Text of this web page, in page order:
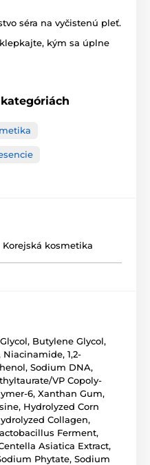
séra na vyčistenú pleť.
kým sa úplne
Korejská kosmetika
Butylene Glycol,
Niacinamide, 1,2-
Sodium DNA,
VP Copoly-
6, Xanthan Gum,
Hydrolyzed Corn
Collagen,
Ferment,
Asiatica Extract,
Phytate, Sodium